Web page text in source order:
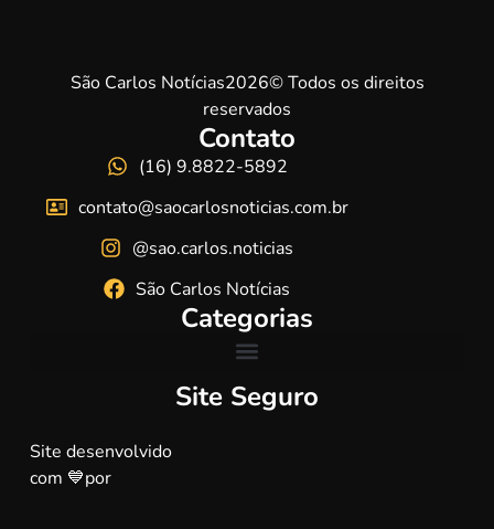
São Carlos Notícias2026© Todos os direitos
reservados
Contato
(16) 9.8822-5892
contato@saocarlosnoticias.com.br
@sao.carlos.noticias
São Carlos Notícias
Categorias
Site Seguro
Site desenvolvido
com 💙por